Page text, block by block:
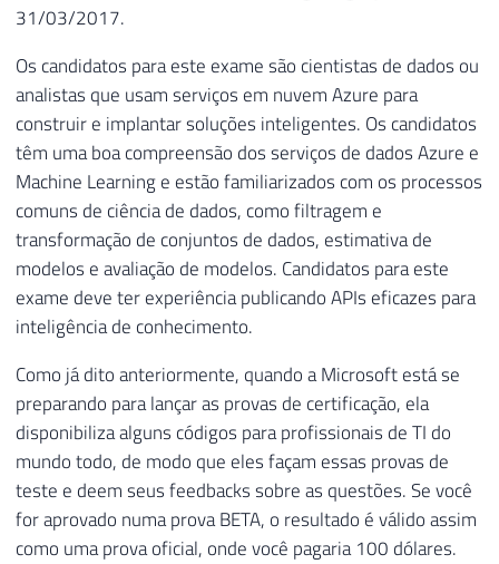
31/03/2017.
Os candidatos para este exame são cientistas de dados ou
analistas que usam serviços em nuvem Azure para
construir e implantar soluções inteligentes. Os candidatos
têm uma boa compreensão dos serviços de dados Azure e
Machine Learning e estão familiarizados com os processos
comuns de ciência de dados, como filtragem e
transformação de conjuntos de dados, estimativa de
modelos e avaliação de modelos. Candidatos para este
exame deve ter experiência publicando APIs eficazes para
inteligência de conhecimento.
Como já dito anteriormente, quando a Microsoft está se
preparando para lançar as provas de certificação, ela
disponibiliza alguns códigos para profissionais de TI do
mundo todo, de modo que eles façam essas provas de
teste e deem seus feedbacks sobre as questões. Se você
for aprovado numa prova BETA, o resultado é válido assim
como uma prova oficial, onde você pagaria 100 dólares.